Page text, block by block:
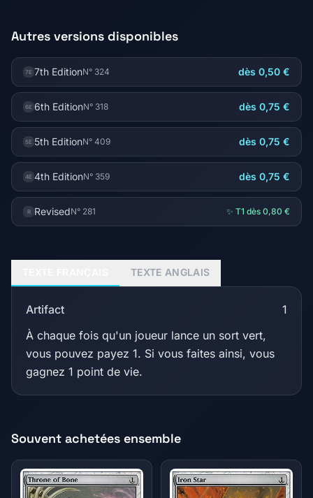
Autres versions disponibles
7E 7th EditionN° 324 dès 0,50 €
6E 6th EditionN° 318 dès 0,75 €
5E 5th EditionN° 409 dès 0,75 €
4E 4th EditionN° 359 dès 0,75 €
R RevisedN° 281 ✨ T1 dès 0,80 €
TEXTE ANGLAIS
Artifact
1
À chaque fois qu'un joueur lance un sort vert,
vous pouvez payez 1. Si vous faites ainsi, vous
gagnez 1 point de vie.
Souvent achetées ensemble